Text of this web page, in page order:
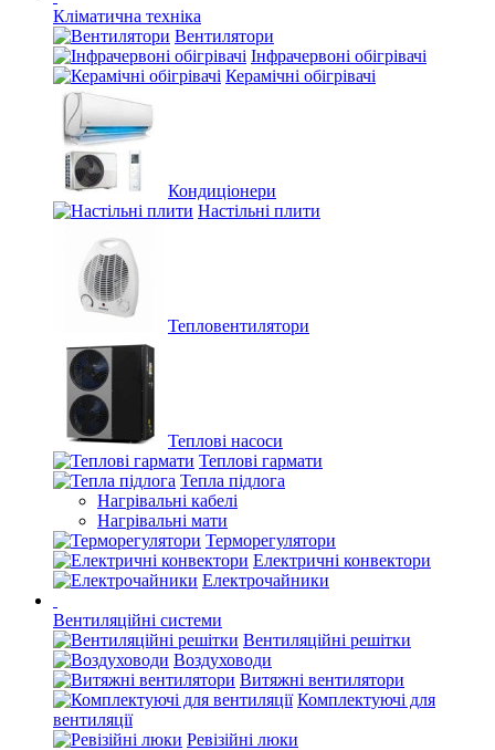
Кліматична техніка
Вентилятори
Інфрачервоні обігрівачі
Керамічні обігрівачі
Кондиціонери
Настільні плити
Тепловентилятори
Теплові насоси
Теплові гармати
Тепла підлога
Нагрівальні кабелі
Нагрівальні мати
Терморегулятори
Електричні конвектори
Електрочайники
Вентиляційні системи
Вентиляційні решітки
Воздуховоди
Витяжні вентилятори
Комплектуючі для
вентиляції
Ревізійні люки